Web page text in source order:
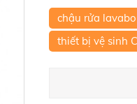
chậu rửa
thiết bị vệ sinh